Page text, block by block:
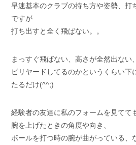
早速基本のクラブの持ち方や姿勢、打
ですが
打ち出すと全く飛ばない。。
まっすぐ飛ばない、高さが全然出ない、
ビリヤードしてるのかというくらい下
たるだけ(^^;)
経験者の友達に私のフォームを見てて
腕を上げたときの角度や向き、
ボールを打つ時の腕が曲がっている、